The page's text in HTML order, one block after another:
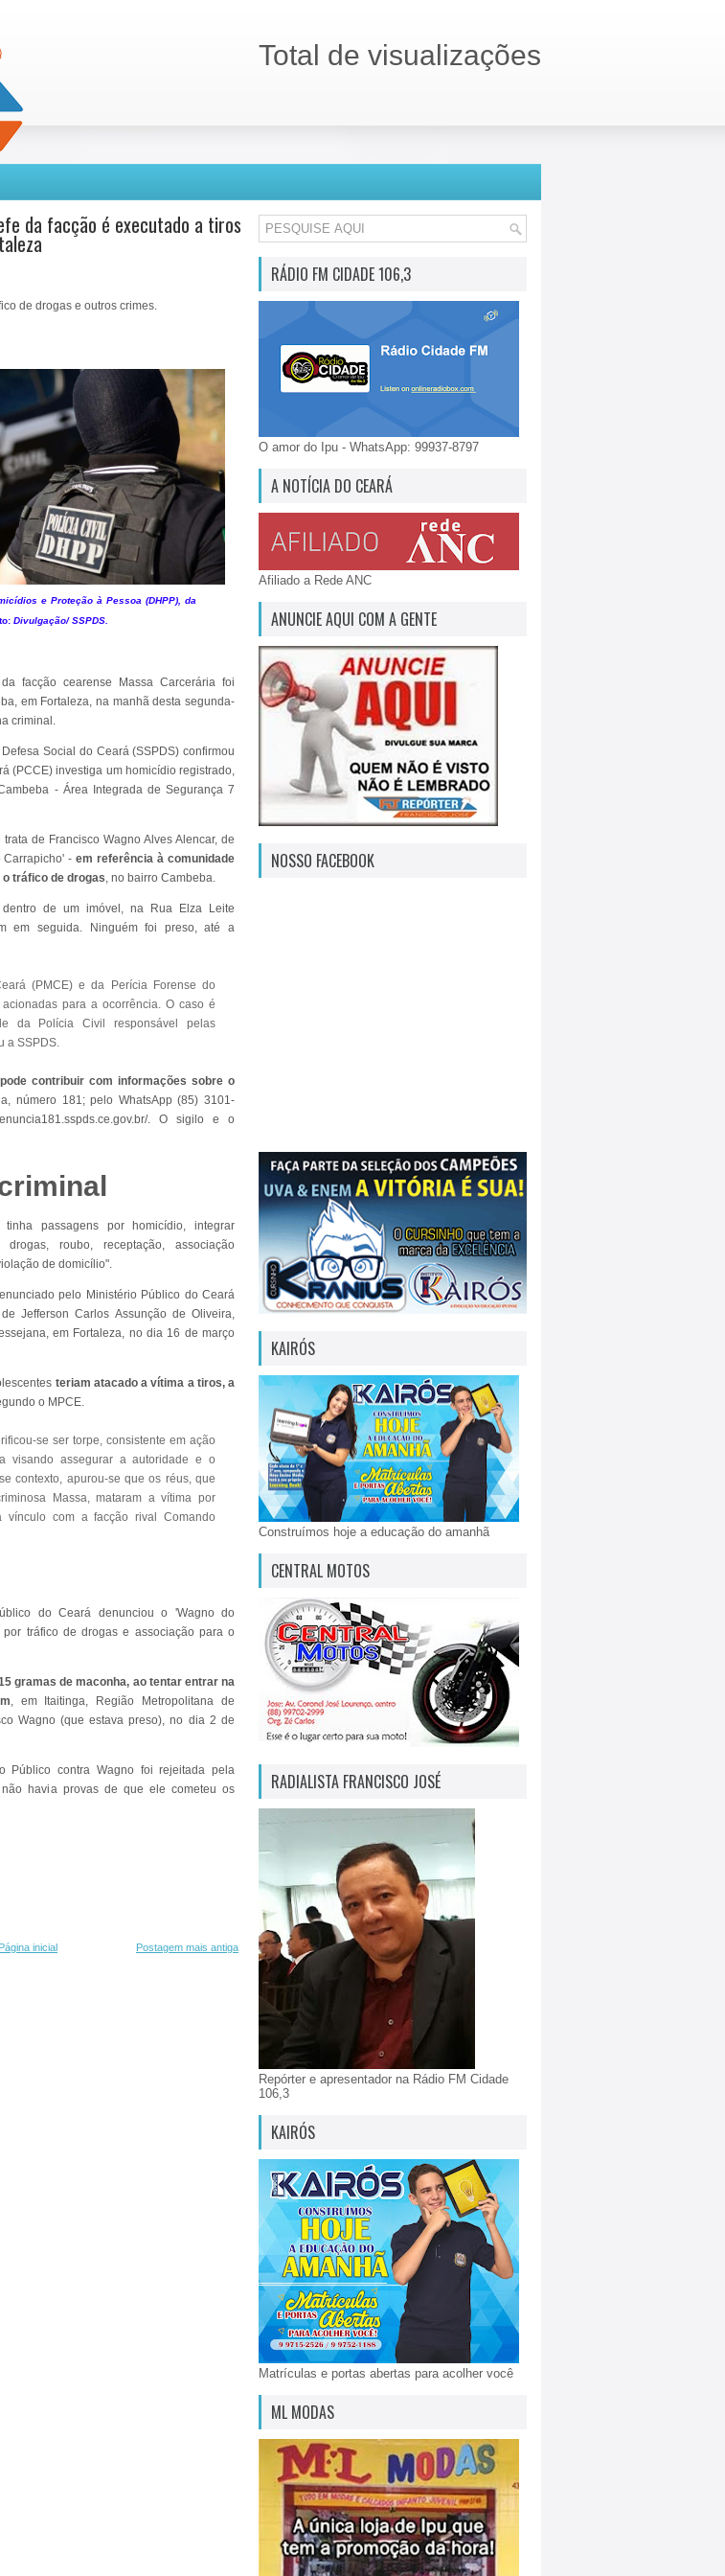
Total de visualizações
da facção é executado a tiros
de drogas e outros crimes.
e Proteção à Pessoa (DHPP), da
Divulgação/ SSPDS.
facção cearense Massa Carcerária foi
em Fortaleza, na manhã desta segunda-
criminal.
Social do Ceará (SSPDS) confirmou
(PCCE) investiga um homicídio registrado,
- Área Integrada de Segurança 7
de Francisco Wagno Alves Alencar, de
Carrapicho' -em referência à comunidade
tráfico de drogas, no bairro Cambeba.
de um imóvel, na Rua Elza Leite
em seguida. Ninguém foi preso, até a
(PMCE) e da Perícia Forense do
para a ocorrência. O caso é
da Polícia Civil responsável pelas
a SSPDS.
contribuir com informações sobre o
número 181; pelo WhatsApp (85) 3101-
. O sigilo e o
passagens por homicídio, integrar
roubo, receptação, associação
de domicílio".
pelo Ministério Público do Ceará
Jefferson Carlos Assunção de Oliveira,
em Fortaleza, no dia 16 de março
teriam atacado a vítima a tiros, a
o MPCE.
se ser torpe, consistente em ação
visando assegurar a autoridade e o
contexto, apurou-se que os réus, que
Massa, mataram a vítima por
vínculo com a facção rival Comando
do Ceará denunciou o 'Wagno do
tráfico de drogas e associação para o
gramas de maconha, ao tentar entrar na
, em Itaitinga, Região Metropolitana de
Wagno (que estava preso), no dia 2 de
Público contra Wagno foi rejeitada pela
havia provas de que ele cometeu os
Postagem mais antiga
Página inicial
RÁDIO FM CIDADE 106,3
O amor do Ipu - WhatsApp: 99937-8797
A NOTÍCIA DO CEARÁ
Afiliado a Rede ANC
ANUNCIE AQUI COM A GENTE
NOSSO FACEBOOK
KAIRÓS
Construímos hoje a educação do amanhã
CENTRAL MOTOS
RADIALISTA FRANCISCO JOSÉ
Repórter e apresentador na Rádio FM Cidade
106,3
KAIRÓS
Matrículas e portas abertas para acolher você
ML MODAS